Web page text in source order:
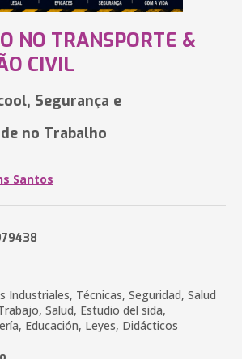
NO TRANSPORTE &
CIVIL
Segurança e
no Trabalho
Santos
Industriales, Técnicas, Seguridad, Salud
Salud, Estudio del sida,
Educación, Leyes, Didácticos